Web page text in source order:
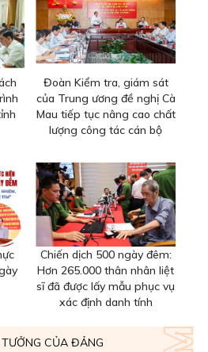
Đoàn Kiểm tra, giám sát
của Trung ương đề nghị Cà
Mau tiếp tục nâng cao chất
lượng công tác cán bộ
Chiến dịch 500 ngày đêm:
Hơn 265.000 thân nhân liệt
sĩ đã được lấy mẫu phục vụ
xác định danh tính
CỦA ĐẢNG